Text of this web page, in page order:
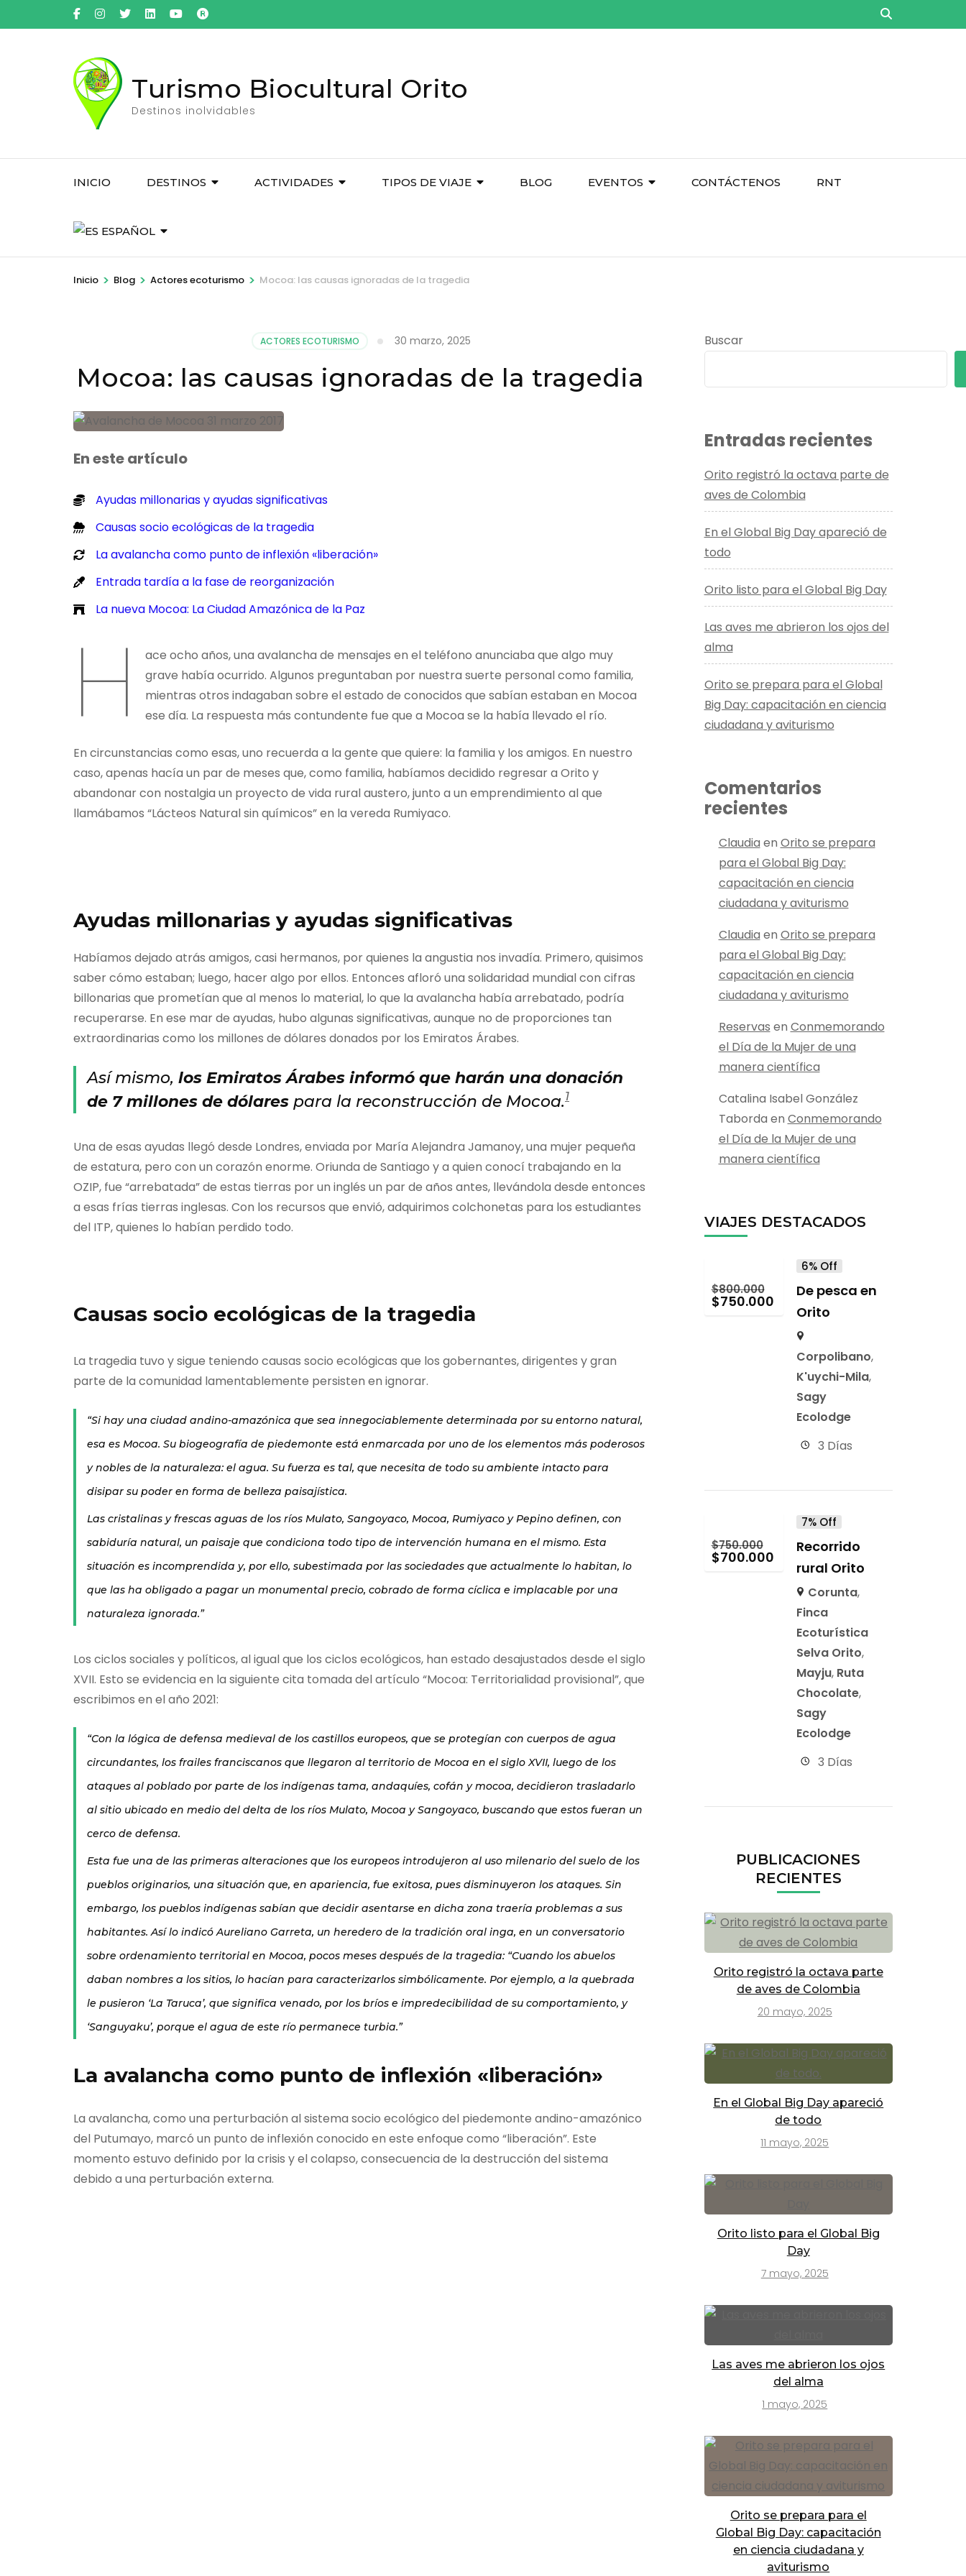
al
Turismo Biocultural Orito
Destinos inolvidables
INICIO DESTINOS ACTIVIDADES TIPOS DE VIAJE BLOG EVENTOS CONTÁCTENOS RNT
ESPAÑOL
Inicio > Blog > Actores ecoturismo > Mocoa: las causas ignoradas de la tragedia
ACTORES ECOTURISMO 30 marzo, 2025
Mocoa: las causas ignoradas de la tragedia
En este artículo
Ayudas millonarias y ayudas significativas
Causas socio ecológicas de la tragedia
La avalancha como punto de inflexión «liberación»
Entrada tardía a la fase de reorganización
La nueva Mocoa: La Ciudad Amazónica de la Paz
H
ace ocho años, una avalancha de mensajes en el teléfono anunciaba que algo muy
grave había ocurrido. Algunos preguntaban por nuestra suerte personal como familia,
mientras otros indagaban sobre el estado de conocidos que sabían estaban en Mocoa
ese día. La respuesta más contundente fue que a Mocoa se la había llevado el río.
En circunstancias como esas, uno recuerda a la gente que quiere: la familia y los amigos. En nuestro
caso, apenas hacía un par de meses que, como familia, habíamos decidido regresar a Orito y
abandonar con nostalgia un proyecto de vida rural austero, junto a un emprendimiento al que
llamábamos “Lácteos Natural sin químicos” en la vereda Rumiyaco.
Ayudas millonarias y ayudas significativas
Habíamos dejado atrás amigos, casi hermanos, por quienes la angustia nos invadía. Primero, quisimos
saber cómo estaban; luego, hacer algo por ellos. Entonces afloró una solidaridad mundial con cifras
billonarias que prometían que al menos lo material, lo que la avalancha había arrebatado, podría
recuperarse. En ese mar de ayudas, hubo algunas significativas, aunque no de proporciones tan
extraordinarias como los millones de dólares donados por los Emiratos Árabes.
Así mismo, los Emiratos Árabes informó que harán una donación
de 7 millones de dólares para la reconstrucción de Mocoa.1
Una de esas ayudas llegó desde Londres, enviada por María Alejandra Jamanoy, una mujer pequeña
de estatura, pero con un corazón enorme. Oriunda de Santiago y a quien conocí trabajando en la
OZIP, fue “arrebatada” de estas tierras por un inglés un par de años antes, llevándola desde entonces
a esas frías tierras inglesas. Con los recursos que envió, adquirimos colchonetas para los estudiantes
del ITP, quienes lo habían perdido todo.
Causas socio ecológicas de la tragedia
La tragedia tuvo y sigue teniendo causas socio ecológicas que los gobernantes, dirigentes y gran
parte de la comunidad lamentablemente persisten en ignorar.
“Si hay una ciudad andino-amazónica que sea innegociablemente determinada por su entorno natural,
esa es Mocoa. Su biogeografía de piedemonte está enmarcada por uno de los elementos más poderosos
y nobles de la naturaleza: el agua. Su fuerza es tal, que necesita de todo su ambiente intacto para
disipar su poder en forma de belleza paisajística.
Las cristalinas y frescas aguas de los ríos Mulato, Sangoyaco, Mocoa, Rumiyaco y Pepino definen, con
sabiduría natural, un paisaje que condiciona todo tipo de intervención humana en el mismo. Esta
situación es incomprendida y, por ello, subestimada por las sociedades que actualmente lo habitan, lo
que las ha obligado a pagar un monumental precio, cobrado de forma cíclica e implacable por una
naturaleza ignorada.”
Los ciclos sociales y políticos, al igual que los ciclos ecológicos, han estado desajustados desde el siglo
XVII. Esto se evidencia en la siguiente cita tomada del artículo “Mocoa: Territorialidad provisional”, que
escribimos en el año 2021:
“Con la lógica de defensa medieval de los castillos europeos, que se protegían con cuerpos de agua
circundantes, los frailes franciscanos que llegaron al territorio de Mocoa en el siglo XVII, luego de los
ataques al poblado por parte de los indígenas tama, andaquíes, cofán y mocoa, decidieron trasladarlo
al sitio ubicado en medio del delta de los ríos Mulato, Mocoa y Sangoyaco, buscando que estos fueran un
cerco de defensa.
Esta fue una de las primeras alteraciones que los europeos introdujeron al uso milenario del suelo de los
pueblos originarios, una situación que, en apariencia, fue exitosa, pues disminuyeron los ataques. Sin
embargo, los pueblos indígenas sabían que decidir asentarse en dicha zona traería problemas a sus
habitantes. Así lo indicó Aureliano Garreta, un heredero de la tradición oral inga, en un conversatorio
sobre ordenamiento territorial en Mocoa, pocos meses después de la tragedia: “Cuando los abuelos
daban nombres a los sitios, lo hacían para caracterizarlos simbólicamente. Por ejemplo, a la quebrada
le pusieron ‘La Taruca’, que significa venado, por los bríos e impredecibilidad de su comportamiento, y
‘Sanguyaku’, porque el agua de este río permanece turbia.”
La avalancha como punto de inflexión «liberación»
La avalancha, como una perturbación al sistema socio ecológico del piedemonte andino-amazónico
del Putumayo, marcó un punto de inflexión conocido en este enfoque como “liberación”. Este
momento estuvo definido por la crisis y el colapso, consecuencia de la destrucción del sistema
debido a una perturbación externa.
Relatos del río – Una historia ambiental del río
Orito
¡Bienvenidos a un viaje inolvidable a través de las páginas de Relatos del río, una
historia ambiental del río Orito. Este libro no es solo una historia; es un portal…
Buscar
Entradas recientes
Orito registró la octava parte de
aves de Colombia
En el Global Big Day apareció de
todo
Orito listo para el Global Big Day
Las aves me abrieron los ojos del
alma
Orito se prepara para el Global
Big Day: capacitación en ciencia
ciudadana y aviturismo
Comentarios
recientes
Claudia en Orito se prepara
para el Global Big Day:
capacitación en ciencia
ciudadana y aviturismo
Claudia en Orito se prepara
para el Global Big Day:
capacitación en ciencia
ciudadana y aviturismo
Reservas en Conmemorando
el Día de la Mujer de una
manera científica
Catalina Isabel González
Taborda en Conmemorando
el Día de la Mujer de una
manera científica
VIAJES DESTACADOS
$800.000
$750.000
6% Off
De pesca en
Orito
Corpolibano,
K'uychi-Mila,
Sagy
Ecolodge
3 Días
$750.000
$700.000
7% Off
Recorrido
rural Orito
Corunta,
Finca
Ecoturística
Selva Orito,
Mayju, Ruta
Chocolate,
Sagy
Ecolodge
3 Días
PUBLICACIONES
RECIENTES
Orito registró la octava parte
de aves de Colombia
20 mayo, 2025
En el Global Big Day apareció
de todo
11 mayo, 2025
Orito listo para el Global Big
Day
7 mayo, 2025
Las aves me abrieron los ojos
del alma
1 mayo, 2025
Orito se prepara para el
Global Big Day: capacitación
en ciencia ciudadana y
aviturismo